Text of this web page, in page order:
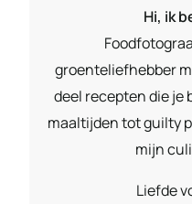
Hi, ik
groenteliefhebber
deel recepten die je
maaltijden tot guilty
mijn
Liefde